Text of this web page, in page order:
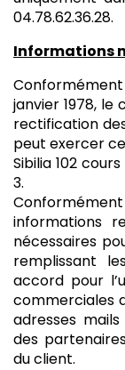
04.78.62.36.28.
Informations
janvier 1978,
rectification
peut exercer
Sibilia 102
3.
informations
nécessaires
remplissant
accord pour
commerciales
adresses
des
du client.